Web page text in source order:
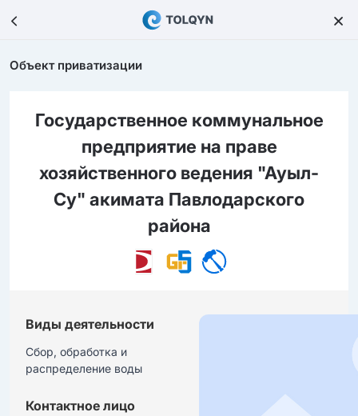
Объект приватизации
Государственное коммунальное
предприятие на праве
хозяйственного ведения "Ауыл-
Су" акимата Павлодарского
района
Виды деятельности
Сбор, обработка и
распределение воды
Контактное лицо